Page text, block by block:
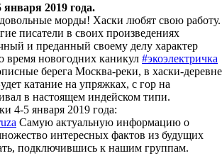
2019 года.
морды! Хаски любят свою работу.
писатели в своих произведениях
и преданный своему делу характер
время новогодних каникул #экоэлектричка
берега Москва-реки, в хаски-деревне
катание на упряжках, с гор на
в настоящем индейском типи.
4-5 января 2019 года:
Самую актуальную информацию о
интересных фактов из будущих
подключившись к нашим группам.